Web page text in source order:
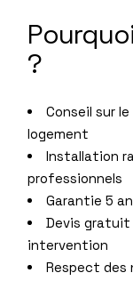
?
Conseil sur
logement
Installation
professionnels
Garantie 5
Devis
intervention
Respect des